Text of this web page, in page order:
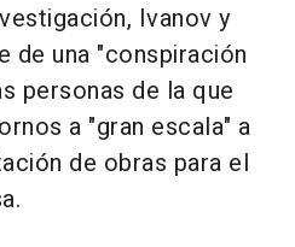
Ivanov y
de una "conspiración
personas de la que
a "gran escala" a
de obras para el